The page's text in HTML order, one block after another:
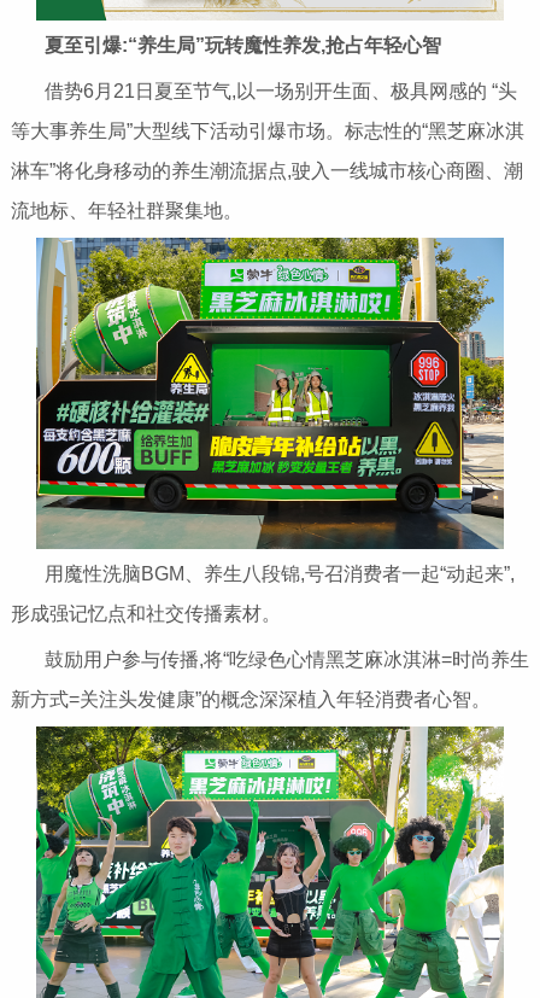
夏至引爆:“养生局”玩转魔性养发,抢占年轻心智
借势6月21日夏至节气,以一场别开生面、极具网感的 “头
等大事养生局”大型线下活动引爆市场。标志性的“黑芝麻冰淇
淋车”将化身移动的养生潮流据点,驶入一线城市核心商圈、潮
流地标、年轻社群聚集地。
用魔性洗脑BGM、养生八段锦,号召消费者一起“动起来”,
形成强记忆点和社交传播素材。
鼓励用户参与传播,将“吃绿色心情黑芝麻冰淇淋=时尚养生
新方式=关注头发健康”的概念深深植入年轻消费者心智。